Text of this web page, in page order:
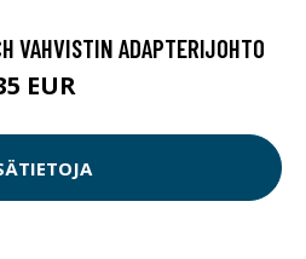
VAHVISTIN ADAPTERIJOHTO
EUR